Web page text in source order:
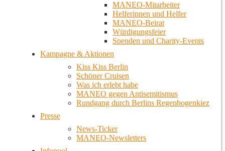
MANEO-Mitarbeiter
Helferinnen und Helfer
MANEO-Beirat
Würdigungsfeier
Spenden und Charity-Events
Kampagne & Aktionen
Kiss Kiss Berlin
Schöner Cruisen
Was ich erlebt habe
MANEO gegen Antisemitismus
Rundgang durch Berlins Regenbogenkiez
Presse
News-Ticker
MANEO-Newsletters